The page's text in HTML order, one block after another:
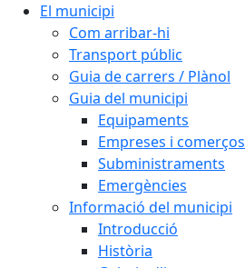
El municipi
Com arribar-hi
Transport públic
Guia de carrers / Plànol
Guia del municipi
Equipaments
Empreses i comerços
Subministraments
Emergències
Informació del municipi
Introducció
Història